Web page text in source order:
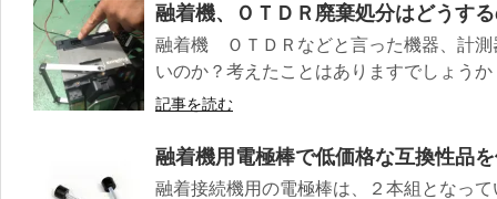
融着機、ＯＴＤＲ廃棄処分はどうす
融着機 ＯＴＤＲなどと言った機器、計測
いのか？考えたことはありますでしょうか
記事を読む
融着機用電極棒で低価格な互換性品
融着接続機用の電極棒は、２本組となっ